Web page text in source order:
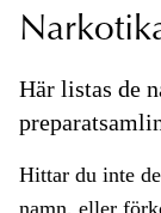
Här listas de
Hittar du inte